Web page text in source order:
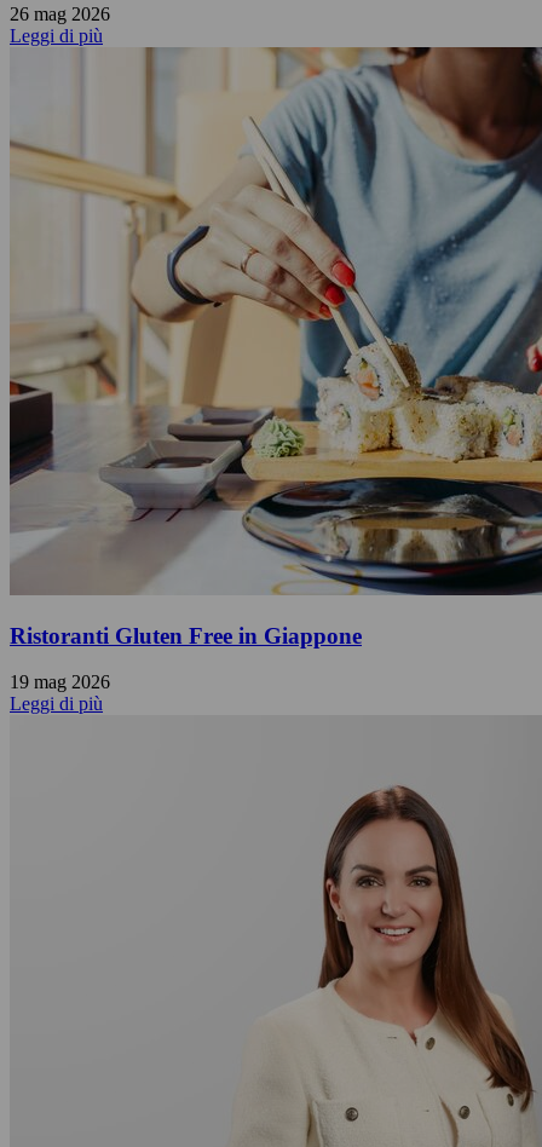
26 mag 2026
Leggi di più
Ristoranti Gluten Free in Giappone
19 mag 2026
Leggi di più